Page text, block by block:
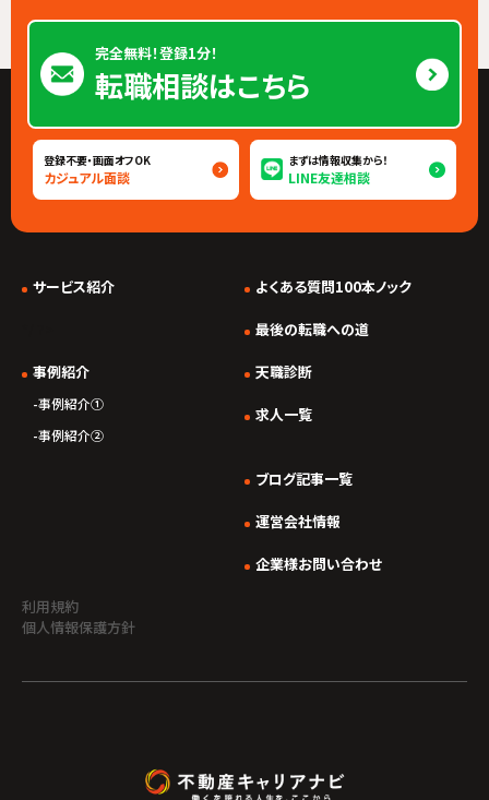
完全無料！登録1分！
転職相談はこちら
登録不要・画面オフOK
カジュアル面談
まずは情報収集から！
LINE友達相談
サービス紹介
事例紹介
事例紹介①
事例紹介②
よくある質問100本ノック
最後の転職への道
天職診断
求人一覧
ブログ記事一覧
運営会社情報
企業様お問い合わせ
利用規約
個人情報保護方針